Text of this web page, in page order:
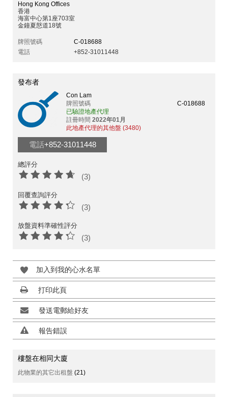
Hong Kong Offices
香港
海富中心第1座703室
金鐘夏慤道18號
牌照號碼
C-018688
電話
+852-31011448
發布者
Con Lam
牌照號碼
C-018688
已驗證地產代理
註冊時間 2022年01月
此地產代理的其他盤 (3480)
電話+852-31011448
總評分
(3)
回覆查詢評分
(3)
放盤資料準確性評分
(3)
加入到我的心水名單
打印此頁
發送電郵給好友
報告錯誤
樓盤在相同大廈
此物業的其它出租盤 (21)